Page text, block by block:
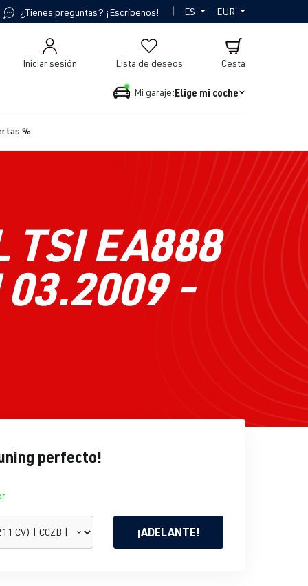
¿Tienes preguntas? ¡Escríbenos! | ES EUR
Lista de deseos
Iniciar sesión Cesta
Mi garaje:Elige mi coche
%
TSI EA888
-
perfecto!
¡ADELANTE!